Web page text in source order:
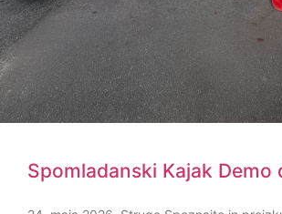
Spomladanski Kajak Demo